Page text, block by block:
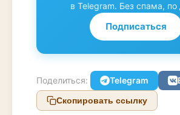
в Telegram. Без спама, по
Подписаться
Поделиться: Telegram
Скопировать ссылку